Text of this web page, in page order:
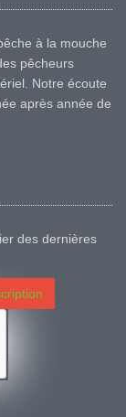
à la mouche
pêcheurs
Notre écoute
après année de
des dernières